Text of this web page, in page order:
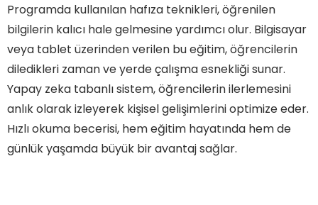
Programda kullanılan hafıza teknikleri, öğrenilen
bilgilerin kalıcı hale gelmesine yardımcı olur. Bilgisayar
veya tablet üzerinden verilen bu eğitim, öğrencilerin
diledikleri zaman ve yerde çalışma esnekliği sunar.
Yapay zeka tabanlı sistem, öğrencilerin ilerlemesini
anlık olarak izleyerek kişisel gelişimlerini optimize eder.
Hızlı okuma becerisi, hem eğitim hayatında hem de
günlük yaşamda büyük bir avantaj sağlar.